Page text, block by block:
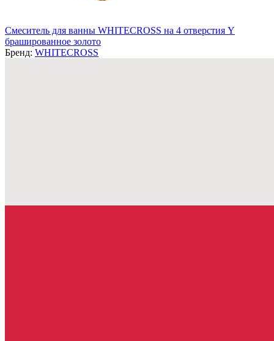
Смеситель для ванны WHITECROSS на 4 отверстия Y
брашированное золото
Бренд: WHITECROSS